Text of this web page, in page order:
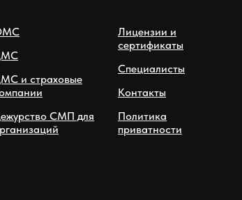
и страховые
СМП для
Лицензии и
сертификаты
Специалисты
Контакты
Политика
приватности